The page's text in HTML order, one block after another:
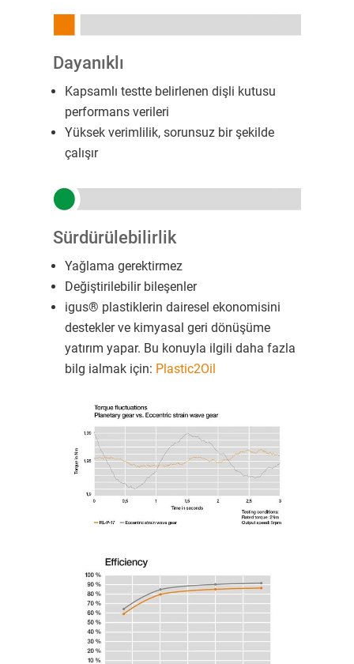
Dayanıklı
Kapsamlı testte belirlenen dişli kutusu
performans verileri
Yüksek verimlilik, sorunsuz bir şekilde
çalışır
Sürdürülebilirlik
Yağlama gerektirmez
Değiştirilebilir bileşenler
igus® plastiklerin dairesel ekonomisini
destekler ve kimyasal geri dönüşüme
yatırım yapar. Bu konuyla ilgili daha fazla
bilg ialmak için: Plastic2Oil